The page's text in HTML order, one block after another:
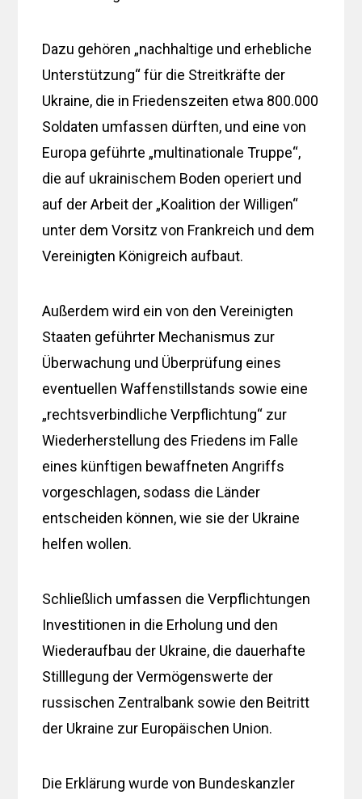
Dazu gehören „nachhaltige und erhebliche
Unterstützung“ für die Streitkräfte der
Ukraine, die in Friedenszeiten etwa 800.000
Soldaten umfassen dürften, und eine von
Europa geführte „multinationale Truppe“,
die auf ukrainischem Boden operiert und
auf der Arbeit der „Koalition der Willigen“
unter dem Vorsitz von Frankreich und dem
Vereinigten Königreich aufbaut.
Außerdem wird ein von den Vereinigten
Staaten geführter Mechanismus zur
Überwachung und Überprüfung eines
eventuellen Waffenstillstands sowie eine
„rechtsverbindliche Verpflichtung“ zur
Wiederherstellung des Friedens im Falle
eines künftigen bewaffneten Angriffs
vorgeschlagen, sodass die Länder
entscheiden können, wie sie der Ukraine
helfen wollen.
Schließlich umfassen die Verpflichtungen
Investitionen in die Erholung und den
Wiederaufbau der Ukraine, die dauerhafte
Stilllegung der Vermögenswerte der
russischen Zentralbank sowie den Beitritt
der Ukraine zur Europäischen Union.
Die Erklärung wurde von Bundeskanzler